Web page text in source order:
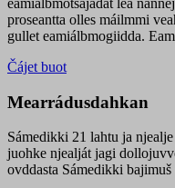
proseantta olles máilmmi
gullet eamiálbmogiidda.
Čájet buot
Mearrádusdahkan
Sámedikki 21 lahtu ja
juohke njealját jagi
ovddasta Sámedikki